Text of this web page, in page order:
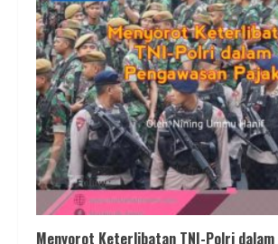
Menyorot Keterlibatan TNI-Polri dalam